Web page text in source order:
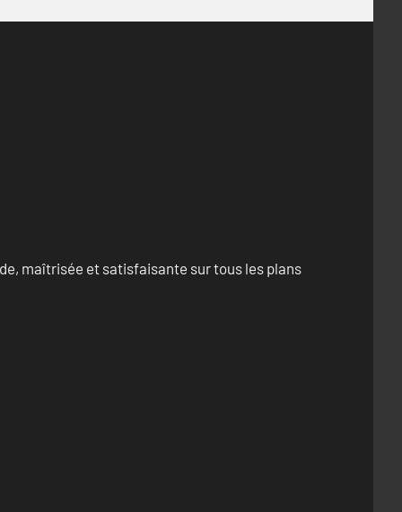
maîtrisée et satisfaisante sur tous les plans